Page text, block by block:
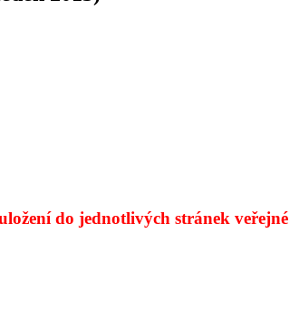
do jednotlivých stránek veřejné